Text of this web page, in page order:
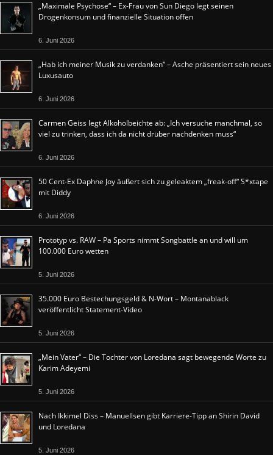
„Maximale Psychose“ – Ex-Frau von Sun Diego legt seinen
Drogenkonsum und finanzielle Situation offen
6. Juni 2026
„Hab ich meiner Musik zu verdanken“ – Asche präsentiert sein neues
Luxusauto
6. Juni 2026
Carmen Geiss legt Alkoholbeichte ab: „Ich versuche manchmal, so
viel zu trinken, dass ich da nicht drüber nachdenken muss“
6. Juni 2026
50 Cent-Ex Daphne Joy äußert sich zu geleaktem „freak-off“ S*xtape
mit Diddy
6. Juni 2026
Prototyp vs. RAW – Pa Sports nimmt Songbattle an und will um
100.000 Euro wetten
5. Juni 2026
35.000 Euro Bestechungsgeld & N-Wort – Montanablack
veröffentlicht Statement-Video
5. Juni 2026
„Mein Vater“ – Die Tochter von Loredana sagt bewegende Worte zu
Karim Adeyemi
5. Juni 2026
Nach Ikkimel Diss – Manuellsen gibt Karriere-Tipp an Shirin David
und Loredana
5. Juni 2026